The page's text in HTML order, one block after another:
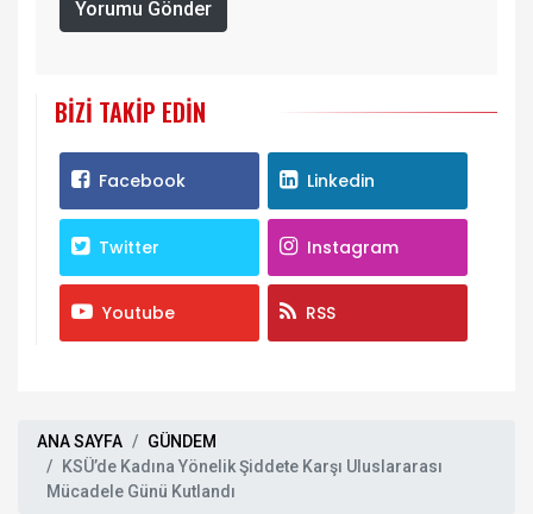
Yorumu Gönder
BIZI TAKIP EDIN
Facebook Linkedin
Twitter Instagram
Youtube RSS
ANA SAYFA
GÜNDEM
KSÜ’de Kadına Yönelik Şiddete Karşı Uluslararası
Mücadele Günü Kutlandı